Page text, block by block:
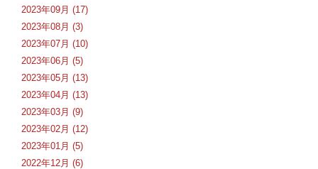
2023年09月 (17)
2023年08月 (3)
2023年07月 (10)
2023年06月 (5)
2023年05月 (13)
2023年04月 (13)
2023年03月 (9)
2023年02月 (12)
2023年01月 (5)
2022年12月 (6)